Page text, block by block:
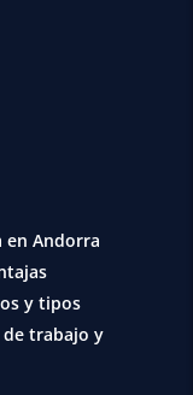
Andorra
y tipos
de trabajo y